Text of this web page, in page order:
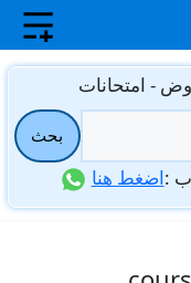
- امتحانات
بحث
:اضغط هنا